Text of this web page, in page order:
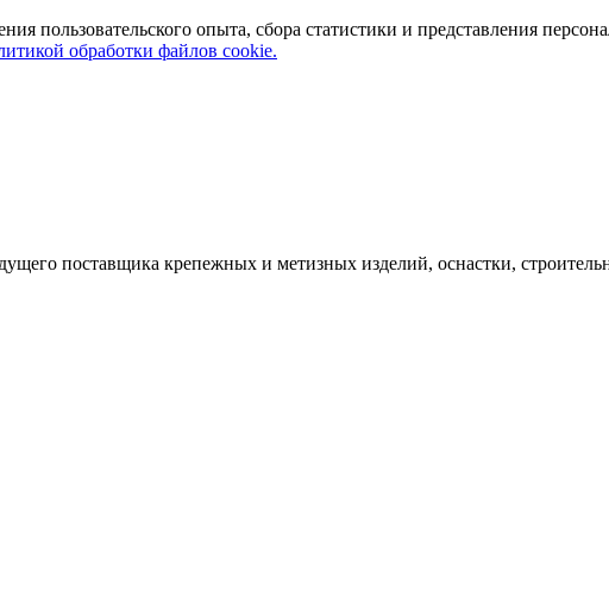
пользовательского опыта, сбора статистики и представления
обработки файлов cookie.
поставщика крепежных и метизных изделий, оснастки,